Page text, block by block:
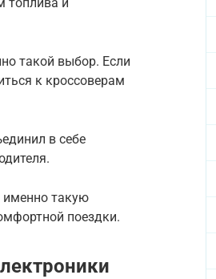
такой выбор. Если
к кроссоверам
в себе
именно такую
поездки.